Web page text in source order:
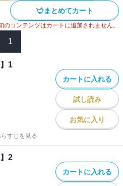
まとめてカート
コンテンツはカートに追加されません。
1
1
カートに入れる
試し読み
お気に入り
すじを見る
2
カートに入れる